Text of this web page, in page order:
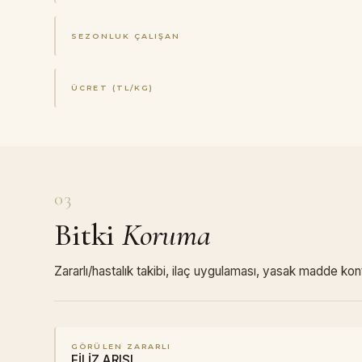
SEZONLUK ÇALIŞAN
ÜCRET (TL/KG)
03
BitkiKoruma
Zararlı/hastalık takibi, ilaç uygulaması, yasak madde
GÖRÜLEN ZARARLI